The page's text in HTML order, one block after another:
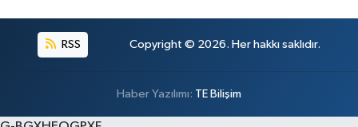
RSS Copyright © 2026. Her hakkı saklıdır.
Haber Yazılımı: TE Bilişim